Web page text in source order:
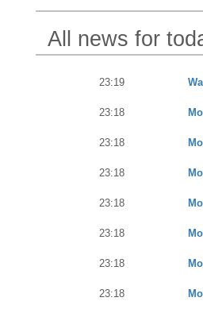
All news for
23:19
23:18
23:18
23:18
23:18
23:18
23:18
23:18